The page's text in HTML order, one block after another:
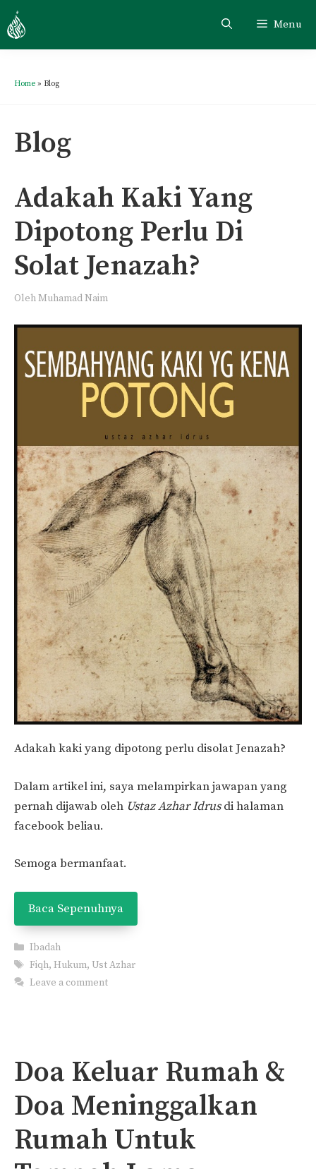
Skip
to
content
Menu
Home » Blog
Blog
Adakah Kaki Yang
Dipotong Perlu Di
Solat Jenazah?
OlehMuhamad Naim
Adakah kaki yang dipotong perlu disolat Jenazah?
Dalam artikel ini, saya melampirkan jawapan yang
pernah dijawab oleh Ustaz Azhar Idrusdi halaman
facebook beliau.
Semoga bermanfaat.
Baca Sepenuhnya
Categories
Ibadah
Tags
Fiqh,Hukum,Ust Azhar
Leave a comment
Doa Keluar Rumah &
Doa Meninggalkan
Rumah Untuk